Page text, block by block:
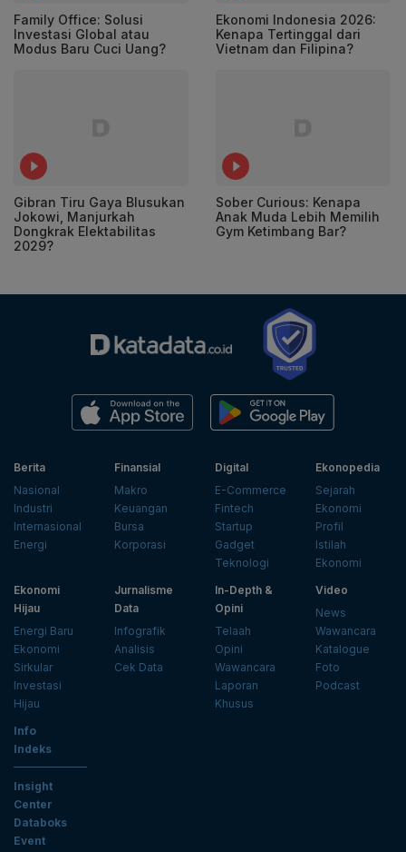
Family Office: Solusi
Investasi Global atau
Modus Baru Cuci Uang?
Ekonomi Indonesia 2026:
Kenapa Tertinggal dari
Vietnam dan Filipina?
Gibran Tiru Gaya Blusukan
Jokowi, Manjurkah
Dongkrak Elektabilitas
2029?
Sober Curious: Kenapa
Anak Muda Lebih Memilih
Gym Ketimbang Bar?
Berita
Nasional
Industri
Internasional
Energi
Finansial
Makro
Keuangan
Bursa
Korporasi
Digital
E-Commerce
Fintech
Startup
Gadget
Teknologi
Ekonopedia
Sejarah
Ekonomi
Profil
Istilah
Ekonomi
Ekonomi
Hijau
Energi Baru
Ekonomi
Sirkular
Investasi
Hijau
Jurnalisme
Data
Infografik
Analisis
Cek Data
In-Depth &
Opini
Telaah
Opini
Wawancara
Laporan
Khusus
Video
News
Wawancara
Katalogue
Foto
Podcast
Info
Indeks
Insight
Center
Databoks
Event